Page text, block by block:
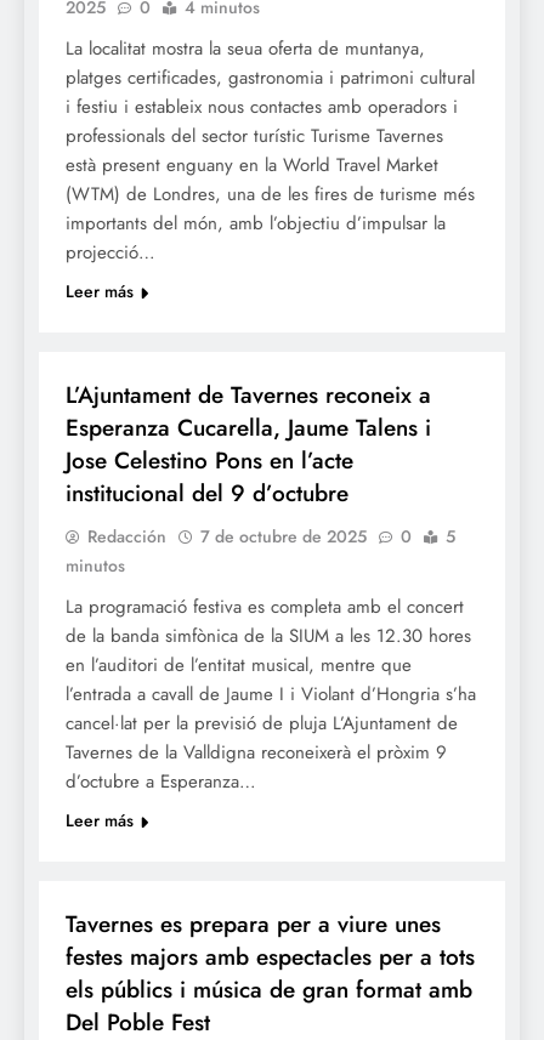
2025
0 4 minutos
La localitat mostra la seua oferta de muntanya,
platges certificades, gastronomia i patrimoni cultural
i festiu i estableix nous contactes amb operadors i
professionals del sector turístic Turisme Tavernes
està present enguany en la World Travel Market
(WTM) de Londres, una de les fires de turisme més
importants del món, amb l’objectiu d’impulsar la
projecció…
Leer más
L’Ajuntament de Tavernes reconeix a
Esperanza Cucarella, Jaume Talens i
Jose Celestino Pons en l’acte
institucional del 9 d’octubre
Redacción 7 de octubre de 2025 0
5
minutos
La programació festiva es completa amb el concert
de la banda simfònica de la SIUM a les 12.30 hores
en l’auditori de l’entitat musical, mentre que
l’entrada a cavall de Jaume I i Violant d’Hongria s’ha
cancel·lat per la previsió de pluja L’Ajuntament de
Tavernes de la Valldigna reconeixerà el pròxim 9
d’octubre a Esperanza…
Leer más
Tavernes es prepara per a viure unes
festes majors amb espectacles per a tots
els públics i música de gran format amb
Del Poble Fest